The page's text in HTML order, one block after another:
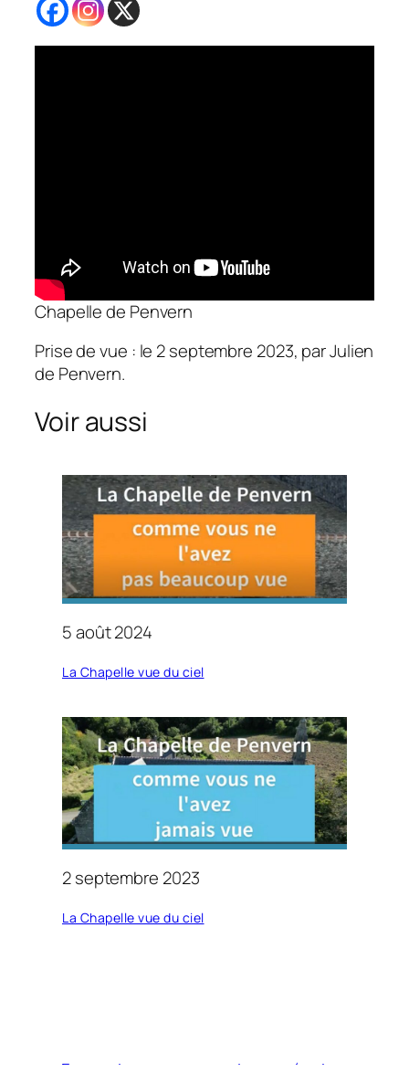
Chapelle de Penvern
Prise de vue : le 2 septembre 2023, par Julien
de Penvern.
Voir aussi
5 août 2024
La Chapelle vue du ciel
2 septembre 2023
La Chapelle vue du ciel